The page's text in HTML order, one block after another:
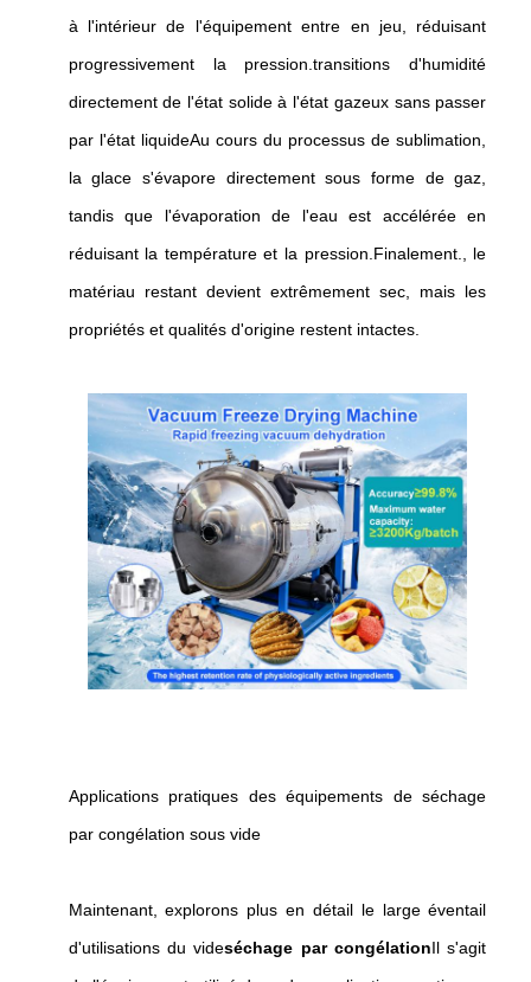
à l'intérieur de l'équipement entre en jeu, réduisant
progressivement la pression.transitions d'humidité
directement de l'état solide à l'état gazeux sans passer
par l'état liquideAu cours du processus de sublimation,
la glace s'évapore directement sous forme de gaz,
tandis que l'évaporation de l'eau est accélérée en
réduisant la température et la pression.Finalement., le
matériau restant devient extrêmement sec, mais les
propriétés et qualités d'origine restent intactes.
Applications pratiques des équipements de séchage
par congélation sous vide
Maintenant, explorons plus en détail le large éventail
d'utilisations du videséchage par congélationIl s'agit